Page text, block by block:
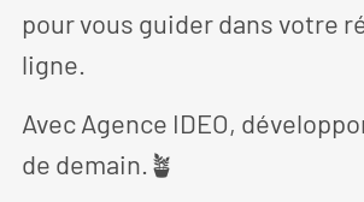
pour vous guider dans votre
ligne.
Avec Agence IDEO,
de demain.🪴